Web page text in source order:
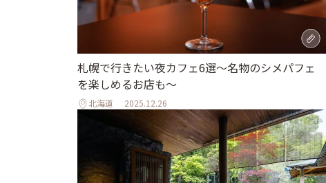
札幌で行きたい夜カフェ6選～名物のシメパフェ
を楽しめるお店も～
北海道 2025.12.26